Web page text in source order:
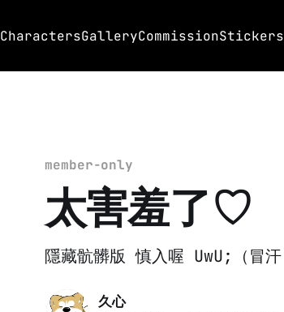
CharactersGalleryCommissionStickers
member-only
太害羞了♡
隱藏骯髒版 慎入喔 UwU;（冒汗
久心